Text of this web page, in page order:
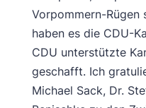
Vorpommern-Rügen
haben es die CDU-
CDU unterstützte
geschafft. Ich
Michael Sack, Dr.